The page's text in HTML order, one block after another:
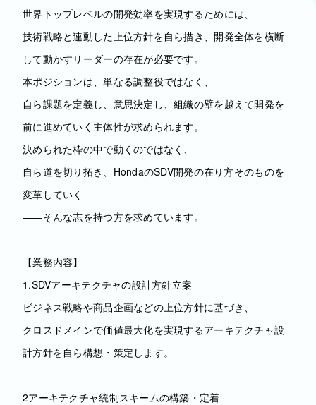
世界トップレベルの開発効率を実現するためには、
技術戦略と連動した上位方針を自ら描き、開発全体を横断
して動かすリーダーの存在が必要です。
本ポジションは、単なる調整役ではなく、
自ら課題を定義し、意思決定し、組織の壁を越えて開発を
前に進めていく主体性が求められます。
決められた枠の中で動くのではなく、
自ら道を切り拓き、HondaのSDV開発の在り方そのものを
変革していく
――そんな志を持つ方を求めています。
【業務内容】
1.SDVアーキテクチャの設計方針立案
ビジネス戦略や商品企画などの上位方針に基づき、
クロスドメインで価値最大化を実現するアーキテクチャ設
計方針を自ら構想・策定します。
2アーキテクチャ統制スキームの構築・定着